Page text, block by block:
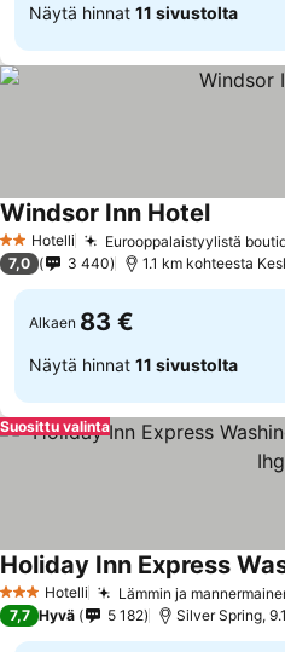
Näytä hinnat 11 sivustolta
2 Tähtiluokitus
Hotelli Eurooppalaistyylistä
Windsor Inn HotelKatso
7,0 3 440 1.1 km kohteesta
Alkaen 83 €
Näytä hinnat 11 sivustolta
Suosittu valinta
3 Tähtiluokitus
Hotelli Lämmin ja
Katso hinnat
7,7 Hyvä 5 182 Silver Spring,